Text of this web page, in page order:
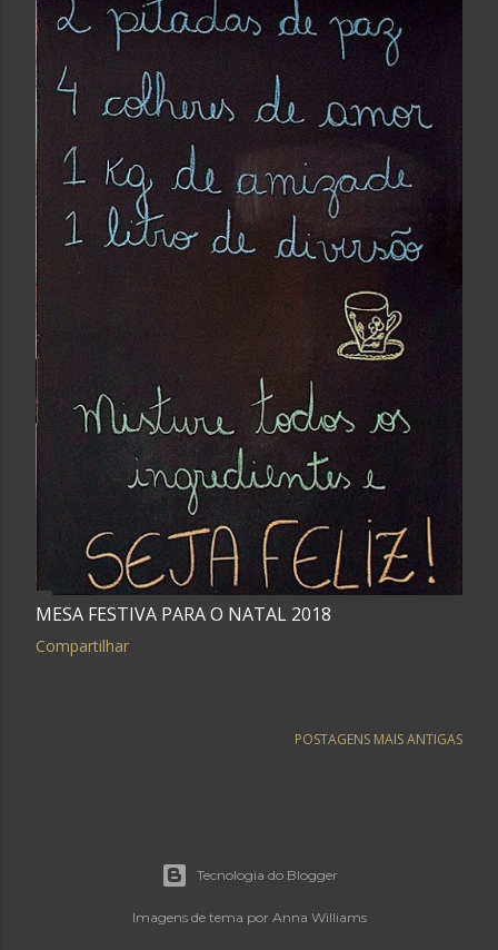
MESA FESTIVA PARA O NATAL 2018
Compartilhar
POSTAGENS MAIS ANTIGAS
Tecnologia do Blogger
Imagens de tema por Anna Williams